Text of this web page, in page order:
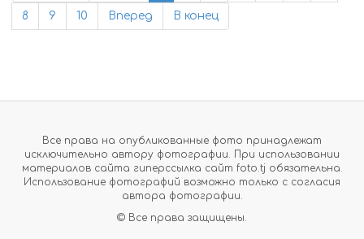
8 9 10 Вперед В конец
Все права на опубликованные фото принадлежат
исключительно автору фотографии. При использовании
материалов сайта гиперссылка сайт foto.tj обязательна.
Использование фотографий возможно только с согласия
автора фотографии.
© Все права защищены.